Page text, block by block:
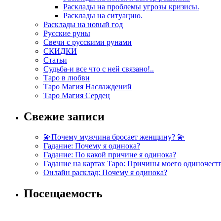
Расклады на проблемы угрозы кризисы.
Расклады на ситуацию.
Расклады на новый год
Русские руны
Свечи с русскими рунами
СКИДКИ
Статьи
Судьба-и все что с ней связано!..
Таро в любви
Таро Магия Наслаждений
Таро Магия Сердец
Свежие записи
💫Почему мужчина бросает женщину? 💫
Гадание: Почему я одинока?
Гадание: По какой причине я одинока?
Гадание на картах Таро: Причины моего
Онлайн расклад: Почему я одинока?
Посещаемость